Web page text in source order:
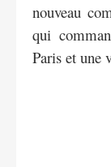
nouveau
qui
Paris et une